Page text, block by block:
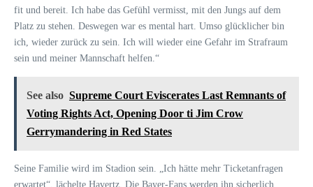
fit und bereit. Ich habe das Gefühl vermisst, mit den Jungs auf dem
Platz zu stehen. Deswegen war es mental hart. Umso glücklicher bin
ich, wieder zurück zu sein. Ich will wieder eine Gefahr im Strafraum
sein und meiner Mannschaft helfen.“
See also Supreme Court Eviscerates Last Remnants of
Voting Rights Act, Opening Door ti Jim Crow
Gerrymandering in Red States
Seine Familie wird im Stadion sein. „Ich hätte mehr Ticketanfragen
erwartet“, lächelte Havertz. Die Bayer-Fans werden ihn sicherlich